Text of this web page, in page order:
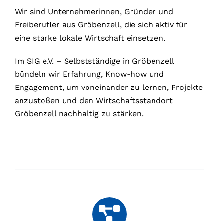
Wir sind Unternehmerinnen, Gründer und
Freiberufler aus Gröbenzell, die sich aktiv für
eine starke lokale Wirtschaft einsetzen.
Im SIG e.V. – Selbstständige in Gröbenzell
bündeln wir Erfahrung, Know-how und
Engagement, um voneinander zu lernen, Projekte
anzustoßen und den Wirtschaftsstandort
Gröbenzell nachhaltig zu stärken.